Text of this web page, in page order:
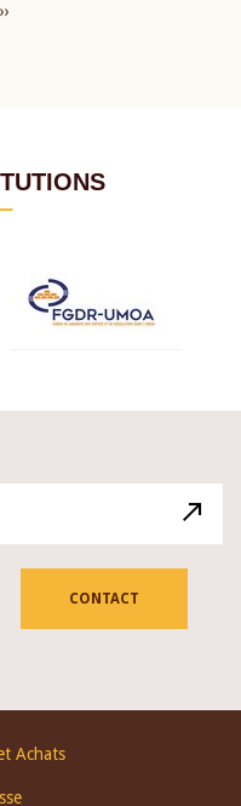
CONTACT
Achats